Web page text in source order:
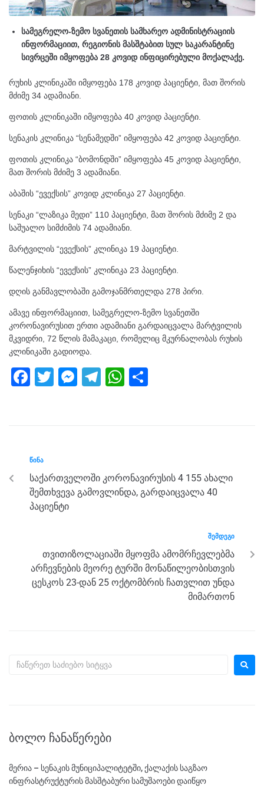
სამეგრელო-ზემო სვანეთის სამხარეო ადმინისტრაციის
ინფორმაციით, რეგიონის მასშტაბით სულ საკარანტინე
სივრცეში იმყოფება 28 კოვიდ ინფიცირებული მოქალაქე.
რუხის კლინიკაში იმყოფება 178 კოვიდ პაციენტი, მათ შორის
მძიმე 34 ადამიანი.
ფოთის კლინიკაში იმყოფება 40 კოვიდ პაციენტი.
სენაკის კლინიკა “სენამედში” იმყოფება 42 კოვიდ პაციენტი.
ფოთის კლინიკა “ბომონდში” იმყოფება 45 კოვიდ პაციენტი,
მათ შორის მძიმე 3 ადამიანი.
აბაშის “ევექსის” კოვიდ კლინიკა 27 პაციენტი.
სენაკი “ლაზიკა მედი” 110 პაციენტი, მათ შორის მძიმე 2 და
საშუალო სიმძიმის 74 ადამიანი.
მარტვილის “ევექსის” კლინიკა 19 პაციენტი.
წალენჯიხის “ევექსის” კლინიკა 23 პაციენტი.
დღის განმავლობაში გამოჯანმრთელდა 278 პირი.
ამავე ინფორმაციით, სამეგრელო-ზემო სვანეთში
კორონავირუსით ერთი ადამიანი გარდაიცვალა მარტვილის
მკვიდრი, 72 წლის მამაკაცი, რომელიც მკურნალობას რუხის
კლინიკაში გადიოდა.
F
b
o
o
k
T
M
g
er
T
m
W
p
p
ᲬᲘᲜᲐ
საქართველოში კორონავირუსის 4 155 ახალი
შემთხვევა გამოვლინდა, გარდაიცვალა 40
პაციენტი
ᲨᲔᲛᲓᲔᲒᲘ
თვითიზოლაციაში მყოფმა ამომრჩევლებმა
არჩევნების მეორე ტურში მონაწილეობისთვის
ცესკოს 23-დან 25 ოქტომბრის ჩათვლით უნდა
მიმართონ
ᲑᲝᲚᲝ ᲩᲐᲜᲐᲬᲔᲠᲔᲑᲘ
მერია – სენაკის მუნიციპალიტეტში, ქალაქის საგზაო
ინფრასტრუქტურის მასშტაბური სამუშაოები დაიწყო